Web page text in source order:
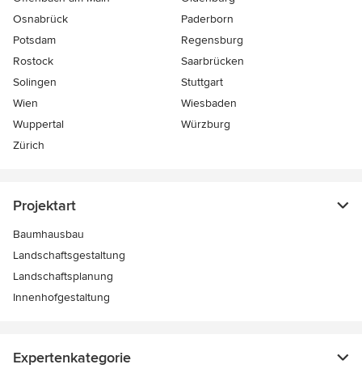
Osnabrück
Paderborn
Potsdam
Regensburg
Rostock
Saarbrücken
Solingen
Stuttgart
Wien
Wiesbaden
Wuppertal
Würzburg
Zürich
Projektart
Baumhausbau
Landschaftsgestaltung
Landschaftsplanung
Innenhofgestaltung
Expertenkategorie